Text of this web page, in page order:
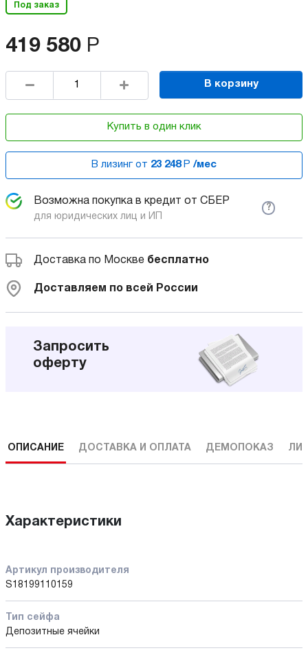
Под заказ
419 580 Р
В корзину
Купить в один клик
В лизинг от 23 248 Р /мес
Возможна покупка в кредит от СБЕР
для юридических лиц и ИП
?
Доставка по Москве бесплатно
Доставляем по всей России
Запросить
оферту
ОПИСАНИЕ ДОСТАВКА И ОПЛАТА ДЕМОПОКАЗ
Характеристики
Артикул производителя
S18199110159
Тип сейфа
Депозитные ячейки